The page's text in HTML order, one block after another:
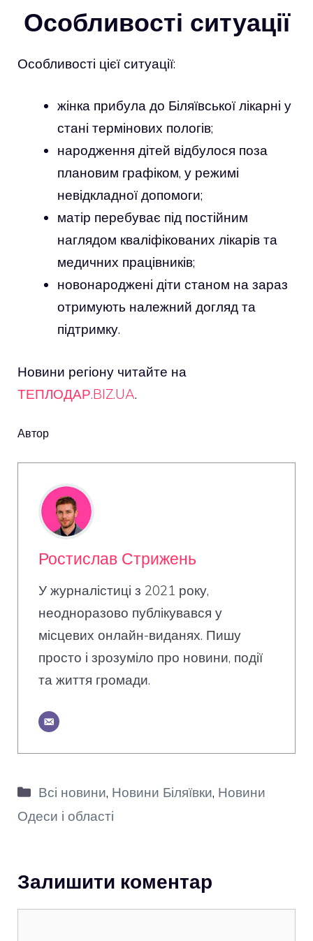
Особливості ситуації
Особливості цієї ситуації:
жінка прибула до Біляївської лікарні у
стані термінових пологів;
народження дітей відбулося поза
плановим графіком, у режимі
невідкладної допомоги;
матір перебуває під постійним
наглядом кваліфікованих лікарів та
медичних працівників;
новонароджені діти станом на зараз
отримують належний догляд та
підтримку.
Новини регіону читайте на
ТЕПЛОДАР.BIZ.UA.
Автор
Ростислав Стрижень
У журналістиці з 2021 року,
неодноразово публікувався у
місцевих онлайн-виданях. Пишу
просто і зрозуміло про новини, події
та життя громади.
Категорії
Всі новини, Новини Біляївки, Новини
Одеси і області
Залишити коментар